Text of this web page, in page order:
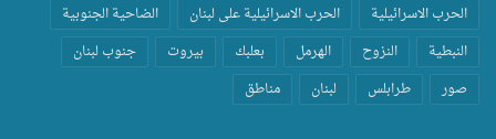
الحرب الاسرائيلية
الحرب الاسرائيلية على لبنان
الضاحية الجنوبية
النبطية
النزوح الهرمل بعلبك بيروت
جنوب لبنان
صور
طرابلس لبنان مناطق